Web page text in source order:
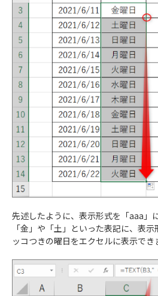
先述したように、表示形式を「aaa」
「金」や「土」といった表記に、表
ッコつきの曜日をエクセルに表示でき